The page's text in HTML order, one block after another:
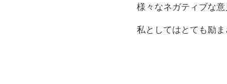
様々なネガティブな意
私としてはとても励